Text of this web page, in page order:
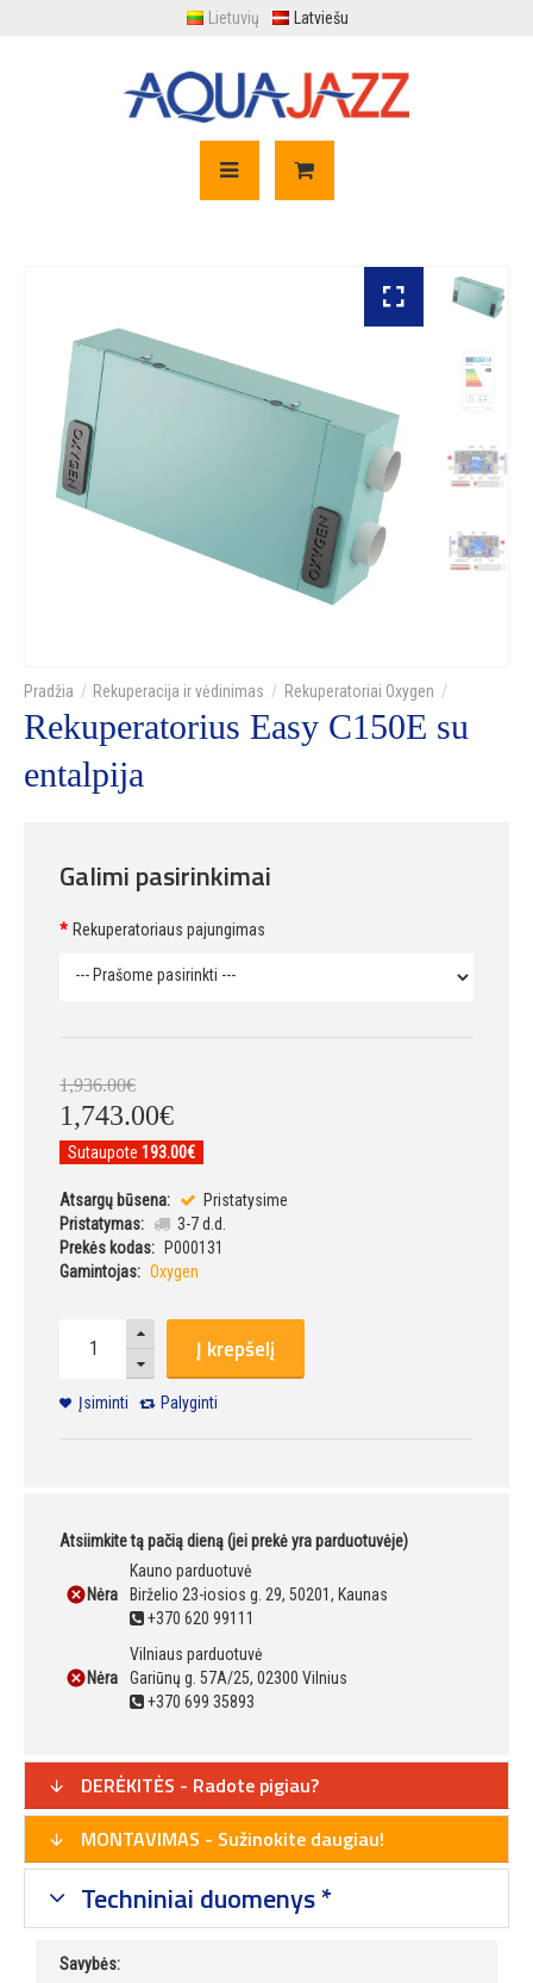
Lietuvių Latviešu
Rekuperacija ir vėdinimas Rekuperatoriai Oxygen
Rekuperatorius Easy C150E su
entalpija
Galimi pasirinkimai
Rekuperatoriaus pajungimas
1,936.00€
1,743.00€
Sutaupote 193.00€
Atsargų būsena:
Pristatysime
Pristatymas:
3-7 d.d.
Prekės kodas:
P000131
Gamintojas: Oxygen
Į krepšelį
Įsiminti Palyginti
Atsiimkite tą pačią dieną (jei prekė yra parduotuvėje)
Nėra
Kauno parduotuvė
Birželio 23-iosios g. 29, 50201, Kaunas
+370 620 99111
Nėra
Vilniaus parduotuvė
Gariūnų g. 57A/25, 02300 Vilnius
+370 699 35893
DERĖKITĖS - Radote pigiau?
MONTAVIMAS - Sužinokite daugiau!
Techniniai duomenys *
Savybės: